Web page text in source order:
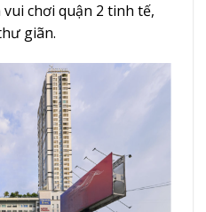
chơi quận 2 tinh tế,
giãn.